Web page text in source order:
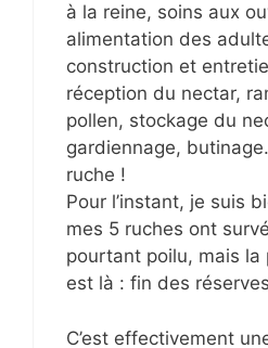
à la reine, soins aux
alimentation des
construction et
réception du nectar,
pollen, stockage du
gardiennage,
ruche !
Pour l’instant, je suis
mes 5 ruches ont
pourtant poilu, mais la
est là : fin des
C’est effectivement